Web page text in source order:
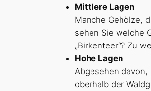
Mittlere Lagen
Manche Gehölze,
sehen Sie welche
„Birkenteer“? Zu
Hohe Lagen
Abgesehen davon,
oberhalb der